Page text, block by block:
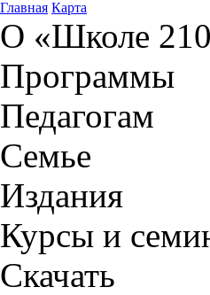
Главная Карта
О «Школе
Программы
Педагогам
Семье
Издания
Курсы и
Скачать